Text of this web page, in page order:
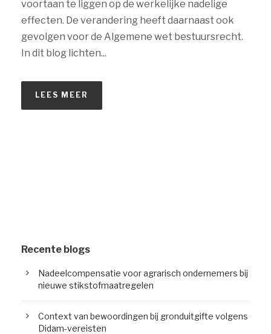
voortaan te liggen op de werkelijke nadelige
effecten. De verandering heeft daarnaast ook
gevolgen voor de Algemene wet bestuursrecht.
In dit blog lichten...
LEES MEER
Recente blogs
Nadeelcompensatie voor agrarisch ondernemers bij
nieuwe stikstofmaatregelen
Context van bewoordingen bij gronduitgifte volgens
Didam-vereisten